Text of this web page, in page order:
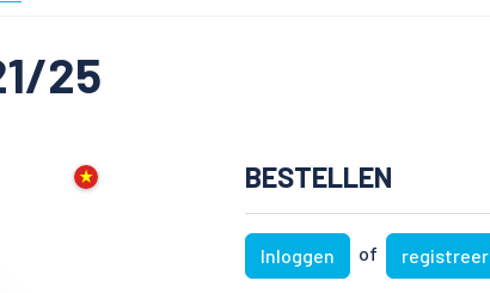
25
BESTELLEN
Inloggen of registreer